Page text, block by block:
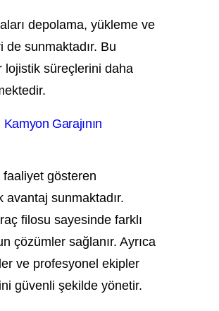
depolama, yükleme ve
de sunmaktadır. Bu
lojistik süreçlerini daha
Garajının
gösteren
avantaj sunmaktadır.
filosu sayesinde farklı
çözümler sağlanır. Ayrıca
ve profesyonel ekipler
güvenli şekilde yönetir.